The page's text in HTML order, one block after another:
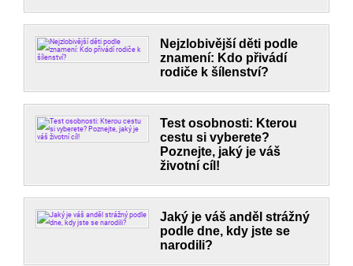
Nejzlobivější děti podle
znamení: Kdo přivádí
rodiče k šílenství?
Test osobnosti: Kterou
cestu si vyberete?
Poznejte, jaký je váš
životní cíl!
Jaký je váš anděl strážný
podle dne, kdy jste se
narodili?